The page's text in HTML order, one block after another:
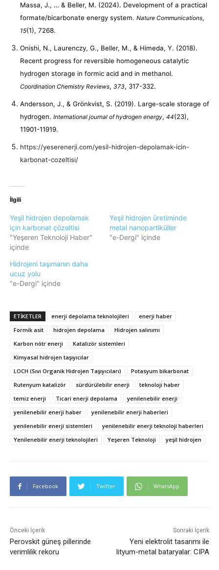
Massa, J., … & Beller, M. (2024). Development of a practical
formate/bicarbonate energy system. Nature Communications,
15(1), 7268.
Onishi, N., Laurenczy, G., Beller, M., & Himeda, Y. (2018).
Recent progress for reversible homogeneous catalytic
hydrogen storage in formic acid and in methanol.
Coordination Chemistry Reviews, 373, 317-332.
Andersson, J., & Grönkvist, S. (2019). Large-scale storage of
hydrogen. International journal of hydrogen energy, 44(23),
11901-11919.
https://yeserenerji.com/yesil-hidrojen-depolamak-icin-
karbonat-cozeltisi/
İlgili
Yeşil hidrojen depolamak
için karbonat çözeltisi
"Yeşeren Teknoloji Haber"
içinde
Yeşil hidrojen üretiminde
metal nanopartiküller
"e-Dergi" içinde
Hidrojeni taşımanın daha
ucuz yolu
"e-Dergi" içinde
ETIKETLER enerji depolama teknolojileri
enerji haber
Formik asit
hidrojen depolama
Hidrojen salınımı
Karbon nötr enerji
Katalizör sistemleri
Kimyasal hidrojen taşıyıcılar
LOCH (Sıvı Organik Hidrojen Taşıyıcıları)
Potasyum bikarbonat
Rutenyum katalizör
sürdürülebilir enerji
teknoloji haber
temiz enerji
Ticari enerji depolama
yenilenebilir enerji
yenilenebilir enerji haber
yenilenebilir enerji haberleri
yenilenebilir enerji sistemleri
yenilenebilir enerji teknoloji haberleri
Yenilenebilir enerji teknolojileri
Yeşeren Teknoloji yeşil hidrojen
Facebook Twitter WhatsApp
Önceki İçerik
Perovskit güneş pillerinde
verimlilik rekoru
Sonraki İçerik
Yeni elektrolit tasarımı ile
lityum-metal bataryalar: CIPA